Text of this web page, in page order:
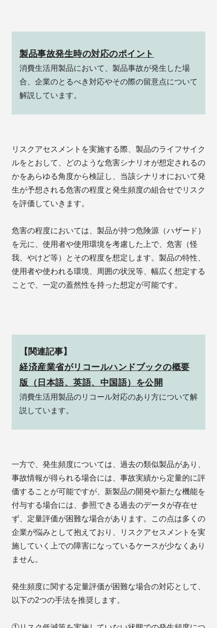
製品事故発生時の対応のポイント
消費生活用製品において、製品事故が発生した場
合、企業のとるべき対応やその際の留意点について
解説しています。
リスクアセスメントを実施する際、製品のライフサイク
ルをとおして、どのような危害シナリオが想定されるの
かをあらゆる角度から検証し、当該シナリオにおいて発
生が予想される危害の程度と発生頻度の組合せでリスク
を評価していきます。
危害の程度においては、製品が持つ危険源（ハザード）
を元に、使用者や使用環境を考慮した上で、危害（怪
我、やけど等）とその程度を想定します。製品の特性、
使用者や使われる環境、周囲の状況等、幅広く想定する
ことで、一定の蓋然性を持った想定が可能です。
【関連記事】
経済産業省がリコールハンドブックの概要
版（日本語、英語、中国語）を公開
消費生活用製品のリコール対応のあり方について解
説しています。
一方で、発生頻度については、過去の類似製品があり、
事故情報が得られる場合には、事故実績から定量的に評
価することが可能ですが、新製品の開発や新たな機能を
付与する場合には、参照できる過去のデータが存在せ
ず、定量評価が困難な場合があります。この点は多くの
企業が悩みとして抱えており、リスクアセスメントを実
施していく上での障害になっているケースが少なくあり
ません。
発生頻度に関する定量評価が困難な場合の対応として、
以下の2つの手法を推奨します。